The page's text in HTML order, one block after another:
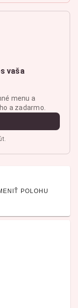
vaša
menu a
a zadarmo.
POLOHU